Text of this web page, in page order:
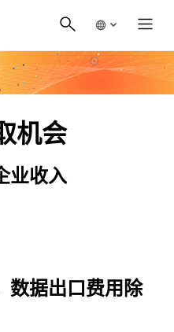
机会
业收入
数据出口费用除